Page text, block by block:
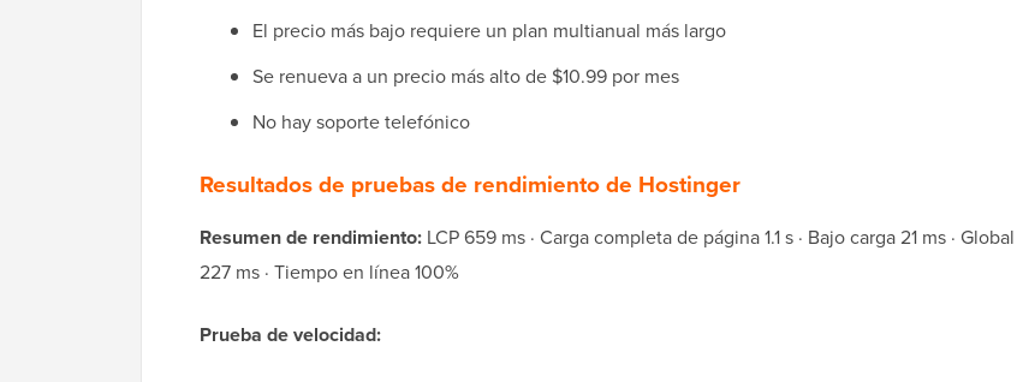
El precio más bajo requiere un plan multianual más largo
Se renueva a un precio más alto de $10.99 por mes
No hay soporte telefónico
Resultados de pruebas de rendimiento de Hostinger
Resumen de rendimiento: LCP 659 ms · Carga completa de página 1.1 s · Bajo carga 21 ms · Global
227 ms · Tiempo en línea 100%
Prueba de velocidad: